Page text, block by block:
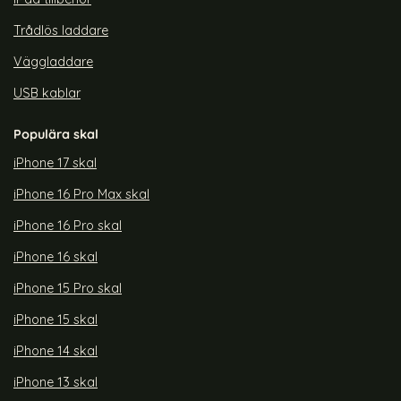
Trådlös laddare
Väggladdare
USB kablar
Populära skal
iPhone 17 skal
iPhone 16 Pro Max skal
iPhone 16 Pro skal
iPhone 16 skal
iPhone 15 Pro skal
iPhone 15 skal
iPhone 14 skal
iPhone 13 skal